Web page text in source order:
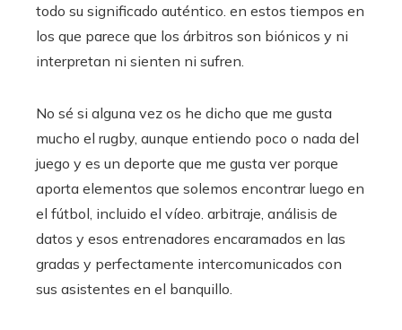
todo su significado auténtico. en estos tiempos en
los que parece que los árbitros son biónicos y ni
interpretan ni sienten ni sufren.
No sé si alguna vez os he dicho que me gusta
mucho el rugby, aunque entiendo poco o nada del
juego y es un deporte que me gusta ver porque
aporta elementos que solemos encontrar luego en
el fútbol, ​​incluido el vídeo. arbitraje, análisis de
datos y esos entrenadores encaramados en las
gradas y perfectamente intercomunicados con
sus asistentes en el banquillo.